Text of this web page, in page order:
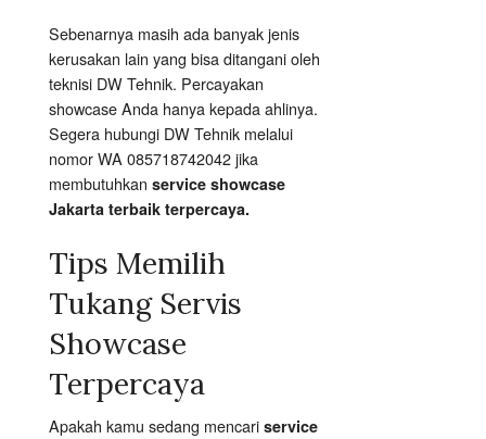
Sebenarnya masih ada banyak jenis
kerusakan lain yang bisa ditangani oleh
teknisi DW Tehnik. Percayakan
showcase Anda hanya kepada ahlinya.
Segera hubungi DW Tehnik melalui
nomor WA 085718742042 jika
membutuhkan service showcase
Jakarta terbaik terpercaya.
Tips Memilih
Tukang Servis
Showcase
Terpercaya
Apakah kamu sedang mencari service